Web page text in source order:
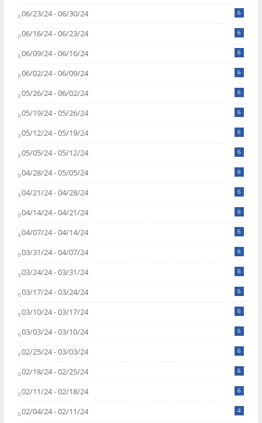
06/23/24 - 06/30/24 6
06/16/24 - 06/23/24 6
06/09/24 - 06/16/24 6
06/02/24 - 06/09/24 6
05/26/24 - 06/02/24 6
05/19/24 - 05/26/24 6
05/12/24 - 05/19/24 6
05/05/24 - 05/12/24 6
04/28/24 - 05/05/24 6
04/21/24 - 04/28/24 6
04/14/24 - 04/21/24 6
04/07/24 - 04/14/24 6
03/31/24 - 04/07/24 6
03/24/24 - 03/31/24 6
03/17/24 - 03/24/24 6
03/10/24 - 03/17/24 6
03/03/24 - 03/10/24 6
02/25/24 - 03/03/24 6
02/18/24 - 02/25/24 6
02/11/24 - 02/18/24 6
02/04/24 - 02/11/24 4